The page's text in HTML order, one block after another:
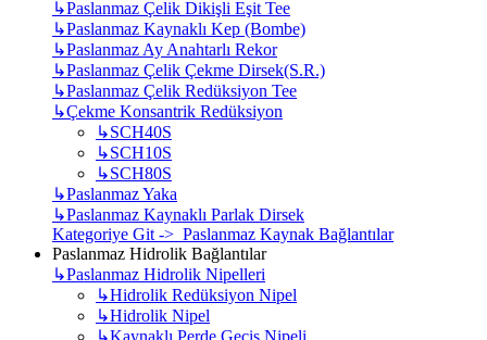
↳Paslanmaz Çelik Dikişli Eşit Tee
↳Paslanmaz Kaynaklı Kep (Bombe)
↳Paslanmaz Ay Anahtarlı Rekor
↳Paslanmaz Çelik Çekme Dirsek(S.R.)
↳Paslanmaz Çelik Redüksiyon Tee
↳Çekme Konsantrik Redüksiyon
↳SCH40S
↳SCH10S
↳SCH80S
↳Paslanmaz Yaka
↳Paslanmaz Kaynaklı Parlak Dirsek
Kategoriye Git -> Paslanmaz Kaynak Bağlantılar
Paslanmaz Hidrolik Bağlantılar
↳Paslanmaz Hidrolik Nipelleri
↳Hidrolik Redüksiyon Nipel
↳Hidrolik Nipel
↳Kaynaklı Perde Geçiş Nipeli